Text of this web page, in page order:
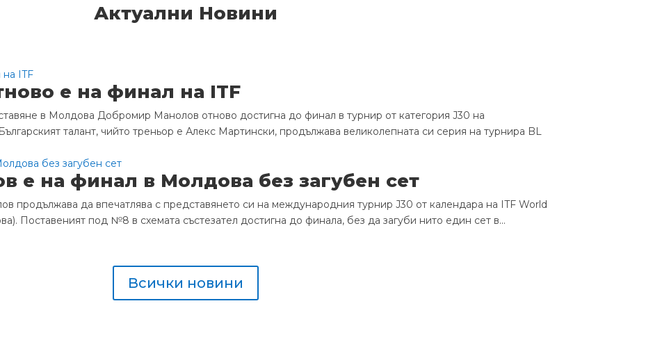
Актуални Новини
е на финал на ITF
в Молдова Добромир Манолов отново достигна до финал в турнир от категория J30 на
талант, чийто треньор е Алекс Мартински, продължава великолепната си серия на турнира BL
е на финал в Молдова без загубен сет
продължава да впечатлява с представянето си на международния турнир J30 от календара на ITF World
Поставеният под №8 в схемата състезател достигна до финала, без да загуби нито един сет в...
Всички новини